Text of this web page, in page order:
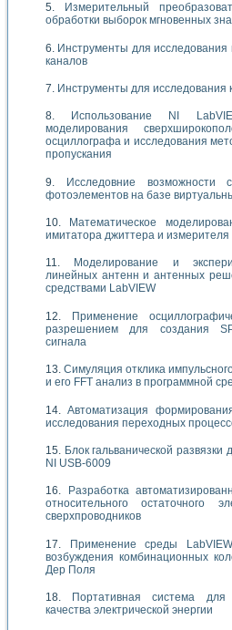
Измерительный
обработки выборок мгновенных
Инструменты для исследования
каналов
Инструменты для исследования
Использование NI
моделирования
осциллографа и исследования
пропускания
Исследовние возможности
фотоэлементов на базе
Математическое
имитатора джиттера и
Моделирование и
линейных антенн и антенных
средствами LabVIEW
Применение
разрешением для создания
сигнала
Симуляция отклика
и его FFT анализ в программной
Автоматизация
исследования переходных
Блок гальванической
NI USB-6009
Разработка
относительного остаточного
сверхпроводников
Применение среды
возбуждения комбинационных
Дер Поля
Портативная система для
качества электрической энергии